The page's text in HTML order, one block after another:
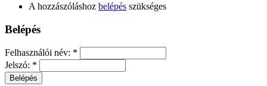
A hozzászóláshoz belépés szükséges
Belépés
Felhasználói név: *
Jelszó: *